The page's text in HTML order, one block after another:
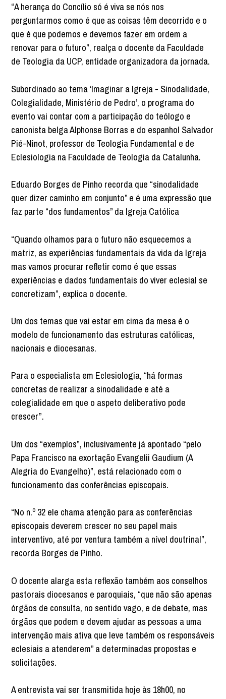
“A herança do Concílio só é viva se nós nos
perguntarmos como é que as coisas têm decorrido e o
que é que podemos e devemos fazer em ordem a
renovar para o futuro”, realça o docente da Faculdade
de Teologia da UCP, entidade organizadora da jornada.
Subordinado ao tema ‘Imaginar a Igreja - Sinodalidade,
Colegialidade, Ministério de Pedro’, o programa do
evento vai contar com a participação do teólogo e
canonista belga Alphonse Borras e do espanhol Salvador
Pié-Ninot, professor de Teologia Fundamental e de
Eclesiologia na Faculdade de Teologia da Catalunha.
Eduardo Borges de Pinho recorda que “sinodalidade
quer dizer caminho em conjunto” e é uma expressão que
faz parte “dos fundamentos” da Igreja Católica
“Quando olhamos para o futuro não esquecemos a
matriz, as experiências fundamentais da vida da Igreja
mas vamos procurar refletir como é que essas
experiências e dados fundamentais do viver eclesial se
concretizam”, explica o docente.
Um dos temas que vai estar em cima da mesa é o
modelo de funcionamento das estruturas católicas,
nacionais e diocesanas.
Para o especialista em Eclesiologia, “há formas
concretas de realizar a sinodalidade e até a
colegialidade em que o aspeto deliberativo pode
crescer”.
Um dos “exemplos”, inclusivamente já apontado “pelo
Papa Francisco na exortação Evangelii Gaudium (A
Alegria do Evangelho)”, está relacionado com o
funcionamento das conferências episcopais.
“No n.º 32 ele chama atenção para as conferências
episcopais deverem crescer no seu papel mais
interventivo, até por ventura também a nível doutrinal”,
recorda Borges de Pinho.
O docente alarga esta reflexão também aos conselhos
pastorais diocesanos e paroquiais, “que não são apenas
órgãos de consulta, no sentido vago, e de debate, mas
órgãos que podem e devem ajudar as pessoas a uma
intervenção mais ativa que leve também os responsáveis
eclesiais a atenderem” a determinadas propostas e
solicitações.
A entrevista vai ser transmitida hoje às 18h00, no